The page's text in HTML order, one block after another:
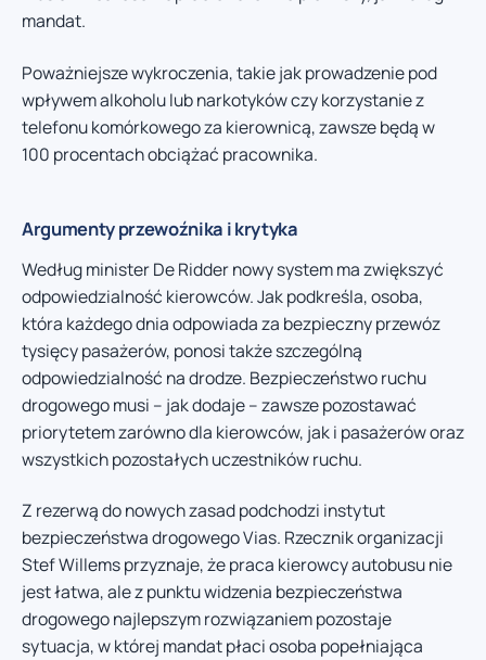
mandat.
Poważniejsze wykroczenia, takie jak prowadzenie pod
wpływem alkoholu lub narkotyków czy korzystanie z
telefonu komórkowego za kierownicą, zawsze będą w
100 procentach obciążać pracownika.
Argumenty przewoźnika i krytyka
Według minister De Ridder nowy system ma zwiększyć
odpowiedzialność kierowców. Jak podkreśla, osoba,
która każdego dnia odpowiada za bezpieczny przewóz
tysięcy pasażerów, ponosi także szczególną
odpowiedzialność na drodze. Bezpieczeństwo ruchu
drogowego musi – jak dodaje – zawsze pozostawać
priorytetem zarówno dla kierowców, jak i pasażerów oraz
wszystkich pozostałych uczestników ruchu.
Z rezerwą do nowych zasad podchodzi instytut
bezpieczeństwa drogowego Vias. Rzecznik organizacji
Stef Willems przyznaje, że praca kierowcy autobusu nie
jest łatwa, ale z punktu widzenia bezpieczeństwa
drogowego najlepszym rozwiązaniem pozostaje
sytuacja, w której mandat płaci osoba popełniająca